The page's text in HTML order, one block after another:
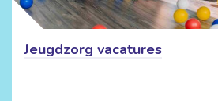
Jeugdzorg vacatures